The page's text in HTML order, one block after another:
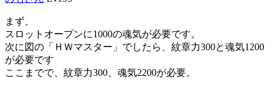
まず、
スロットオープンに1000の魂気が必要です。
次に図の「ＨＷマスター」でしたら、紋章力300と魂気1200
が必要です
ここまでで、紋章力300、魂気2200が必要。